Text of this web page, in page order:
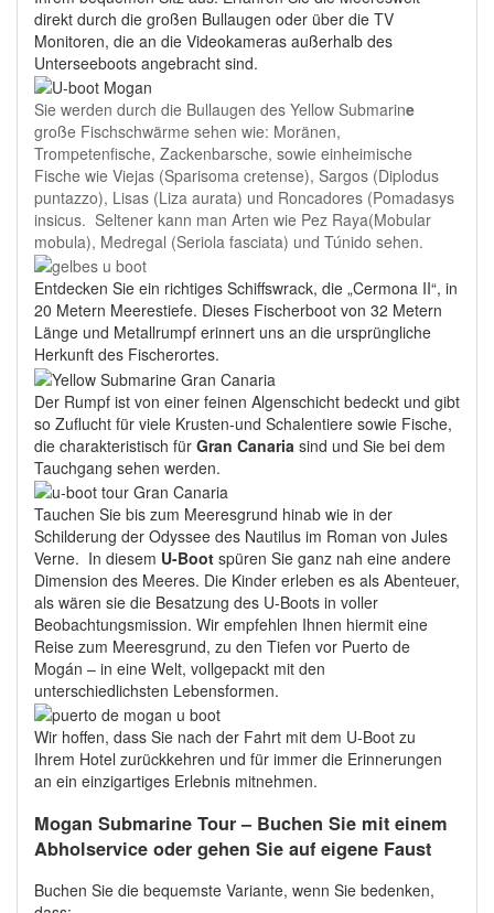
direkt durch die großen Bullaugen oder über die TV
Monitoren, die an die Videokameras außerhalb des
Unterseeboots angebracht sind.
Sie werden durch die Bullaugen des Yellow Submarine
große Fischschwärme sehen wie: Moränen,
Trompetenfische, Zackenbarsche, sowie einheimische
Fische wie Viejas (Sparisoma cretense), Sargos (Diplodus
puntazzo), Lisas (Liza aurata) und Roncadores (Pomadasys
insicus. Seltener kann man Arten wie Pez Raya(Mobular
mobula), Medregal (Seriola fasciata) und Túnido sehen.
Entdecken Sie ein richtiges Schiffswrack, die „Cermona II“, in
20 Metern Meerestiefe. Dieses Fischerboot von 32 Metern
Länge und Metallrumpf erinnert uns an die ursprüngliche
Herkunft des Fischerortes.
Der Rumpf ist von einer feinen Algenschicht bedeckt und gibt
so Zuflucht für viele Krusten-und Schalentiere sowie Fische,
die charakteristisch für Gran Canaria sind und Sie bei dem
Tauchgang sehen werden.
Tauchen Sie bis zum Meeresgrund hinab wie in der
Schilderung der Odyssee des Nautilus im Roman von Jules
Verne. In diesem U-Boot spüren Sie ganz nah eine andere
Dimension des Meeres. Die Kinder erleben es als Abenteuer,
als wären sie die Besatzung des U-Boots in voller
Beobachtungsmission. Wir empfehlen Ihnen hiermit eine
Reise zum Meeresgrund, zu den Tiefen vor Puerto de
Mogán – in eine Welt, vollgepackt mit den
unterschiedlichsten Lebensformen.
Wir hoffen, dass Sie nach der Fahrt mit dem U-Boot zu
Ihrem Hotel zurückkehren und für immer die Erinnerungen
an ein einzigartiges Erlebnis mitnehmen.
Mogan Submarine Tour – Buchen Sie mit einem
Abholservice oder gehen Sie auf eigene Faust
Buchen Sie die bequemste Variante, wenn Sie bedenken,